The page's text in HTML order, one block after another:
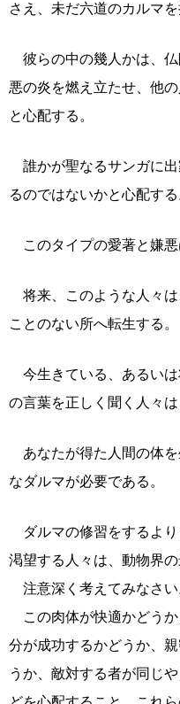
さえ、未だ六道のカルマを
彼らの中の幾人かは、
悪の炎を燃え立たせ、他
と心配する。
誰かが聖なるサンガに
るのではないかと心配する
このタイプの愛著と嫌悪
将来、このような人々は
ことのない所へ転生する。
今生きている、あるい
の言葉を正しく聞く人々
あなたが得た人間の体
なダルマが必要である。
ダルマの修習をするより
渇望する人々は、動物界
注意深く考えてみなさい
この肉体が快適かどうか
分が成功するかどうか、
うか、敵対する者が同じ